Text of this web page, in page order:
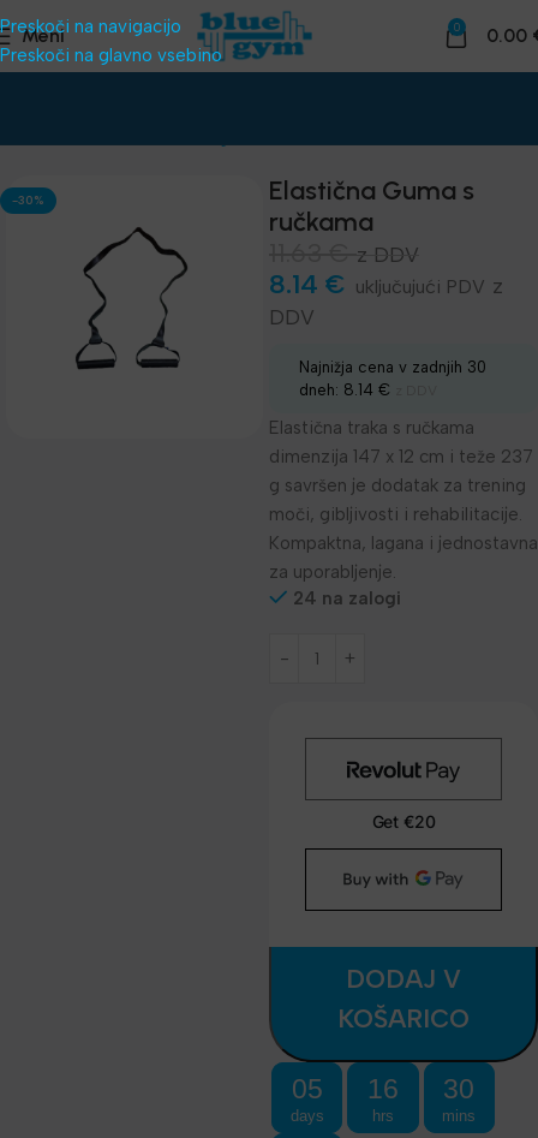
Preskoči na navigacijo
Preskoči na glavno vsebino
Meni 0 0.00
-30%
Elastična Guma s
ručkama
z DDV
8.14 €
z
DDV
Najnižja cena v zadnjih 30
dneh: 8.14 €
Elastična traka s ručkama
dimenzija 147 x 12 cm i teže 237
g savršen je dodatak za trening
moči, gibljivosti i rehabilitacije.
Kompaktna, lagana i jednostavna
za uporabljenje.
24 na zalogi
DODAJ V
KOŠARICO
05
days
16
hrs
30
mins